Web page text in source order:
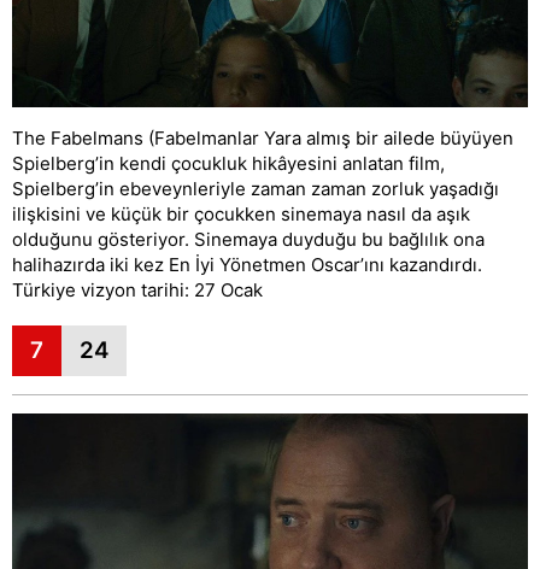
The Fabelmans (Fabelmanlar Yara almış bir ailede büyüyen
Spielberg’in kendi çocukluk hikâyesini anlatan film,
Spielberg’in ebeveynleriyle zaman zaman zorluk yaşadığı
ilişkisini ve küçük bir çocukken sinemaya nasıl da aşık
olduğunu gösteriyor. Sinemaya duyduğu bu bağlılık ona
halihazırda iki kez En İyi Yönetmen Oscar’ını kazandırdı.
Türkiye vizyon tarihi: 27 Ocak
7 24